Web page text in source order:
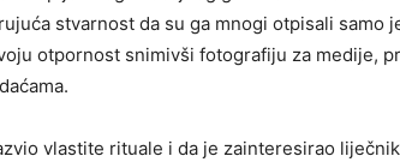
stvarnost da su ga mnogi otpisali samo
otpornost snimivši fotografiju za medije,
vlastite rituale i da je zainteresirao